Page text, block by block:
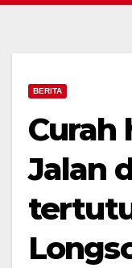
BERITA
Curah
Jalan